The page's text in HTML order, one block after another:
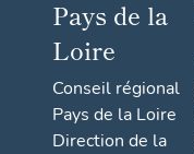
Pays de la
Loire
Conseil régional
Pays de la Loire
Direction de la